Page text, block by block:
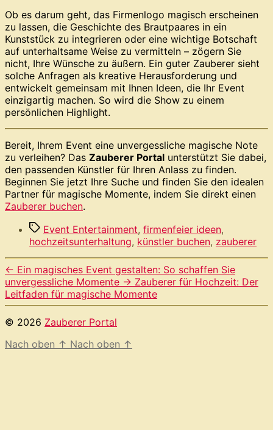
Ob es darum geht, das Firmenlogo magisch erscheinen
zu lassen, die Geschichte des Brautpaares in ein
Kunststück zu integrieren oder eine wichtige Botschaft
auf unterhaltsame Weise zu vermitteln – zögern Sie
nicht, Ihre Wünsche zu äußern. Ein guter Zauberer sieht
solche Anfragen als kreative Herausforderung und
entwickelt gemeinsam mit Ihnen Ideen, die Ihr Event
einzigartig machen. So wird die Show zu einem
persönlichen Highlight.
Bereit, Ihrem Event eine unvergessliche magische Note
zu verleihen? Das Zauberer Portal unterstützt Sie dabei,
den passenden Künstler für Ihren Anlass zu finden.
Beginnen Sie jetzt Ihre Suche und finden Sie den idealen
Partner für magische Momente, indem Sie direkt einen
Zauberer buchen.
Schlagwörter
Event Entertainment, firmenfeier ideen,
hochzeitsunterhaltung, künstler buchen, zauberer
← Ein magisches Event gestalten: So schaffen Sie
unvergessliche Momente → Zauberer für Hochzeit: Der
Leitfaden für magische Momente
© 2026 Zauberer Portal
Nach oben ↑ Nach oben ↑